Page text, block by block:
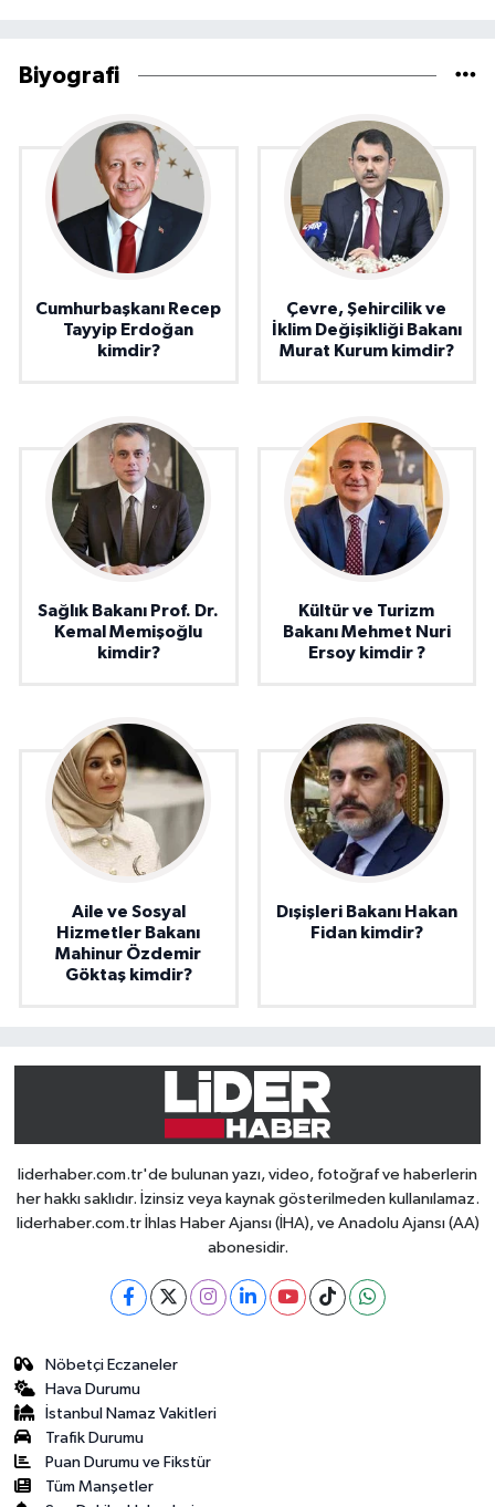
Biyografi
Cumhurbaşkanı Recep
Tayyip Erdoğan
kimdir?
Çevre, Şehircilik ve
İklim Değişikliği Bakanı
Murat Kurum kimdir?
Sağlık Bakanı Prof. Dr.
Kemal Memişoğlu
kimdir?
Kültür ve Turizm
Bakanı Mehmet Nuri
Ersoy kimdir ?
Aile ve Sosyal
Hizmetler Bakanı
Mahinur Özdemir
Göktaş kimdir?
Dışişleri Bakanı Hakan
Fidan kimdir?
liderhaber.com.tr'de bulunan yazı, video, fotoğraf ve haberlerin
her hakkı saklıdır. İzinsiz veya kaynak gösterilmeden kullanılamaz.
liderhaber.com.tr İhlas Haber Ajansı (İHA), ve Anadolu Ajansı (AA)
abonesidir.
Nöbetçi Eczaneler
Hava Durumu
İstanbul Namaz Vakitleri
Trafik Durumu
Puan Durumu ve Fikstür
Tüm Manşetler